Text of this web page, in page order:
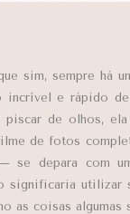
sim, sempre há
incrível e rápido
de olhos,
de fotos
se depara com
utilizar
as coisas algumas